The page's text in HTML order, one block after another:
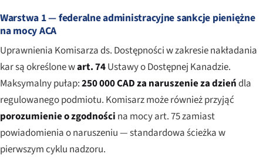
Warstwa 1 — federalne administracyjne sankcje pieniężne
na mocy ACA
Uprawnienia Komisarza ds. Dostępności w zakresie nakładania
kar są określone wart. 74Ustawy o Dostępnej Kanadzie.
Maksymalny pułap:250 000 CAD za naruszenie za dzieńdla
regulowanego podmiotu. Komisarz może również przyjąć
porozumienie o zgodności na mocy art. 75 zamiast
powiadomienia o naruszeniu — standardowa ścieżka w
pierwszym cyklu nadzoru.